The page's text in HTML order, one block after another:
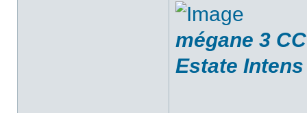
mégane 3
Estate